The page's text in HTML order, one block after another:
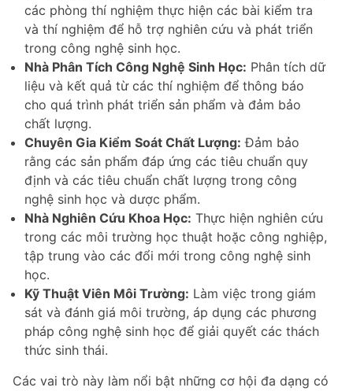
các phòng thí nghiệm thực hiện các bài kiểm tra
và thí nghiệm để hỗ trợ nghiên cứu và phát triển
trong công nghệ sinh học.
Nhà Phân Tích Công Nghệ Sinh Học: Phân tích dữ
liệu và kết quả từ các thí nghiệm để thông báo
cho quá trình phát triển sản phẩm và đảm bảo
chất lượng.
Chuyên Gia Kiểm Soát Chất Lượng: Đảm bảo
rằng các sản phẩm đáp ứng các tiêu chuẩn quy
định và các tiêu chuẩn chất lượng trong công
nghệ sinh học và dược phẩm.
Nhà Nghiên Cứu Khoa Học: Thực hiện nghiên cứu
trong các môi trường học thuật hoặc công nghiệp,
tập trung vào các đổi mới trong công nghệ sinh
học.
Kỹ Thuật Viên Môi Trường: Làm việc trong giám
sát và đánh giá môi trường, áp dụng các phương
pháp công nghệ sinh học để giải quyết các thách
thức sinh thái.
Các vai trò này làm nổi bật những cơ hội đa dạng có